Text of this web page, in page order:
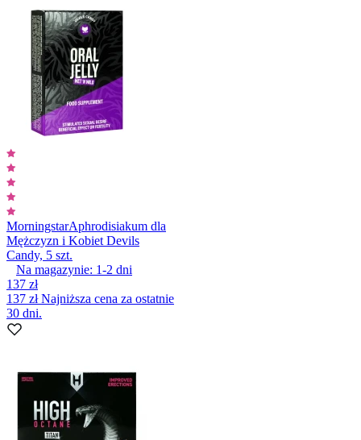
MorningstarAphrodisiakum dla
Mężczyzn i Kobiet Devils
Candy, 5 szt.
Na magazynie: 1-2 dni
137 zł
137 złNajniższa cena za ostatnie
30 dni.